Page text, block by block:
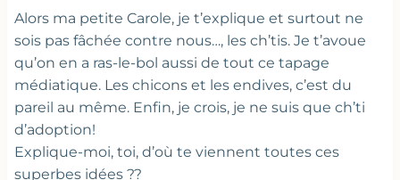
Alors ma petite Carole, je t’explique et surtout ne
sois pas fâchée contre nous…, les ch’tis. Je t’avoue
qu’on en a ras-le-bol aussi de tout ce tapage
médiatique. Les chicons et les endives, c’est du
pareil au même. Enfin, je crois, je ne suis que ch’ti
d’adoption!
Explique-moi, toi, d’où te viennent toutes ces
superbes idées ??